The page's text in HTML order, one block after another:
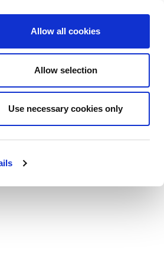
Allow all cookies
Allow selection
Use necessary cookies only
Tweets by CyprusFA